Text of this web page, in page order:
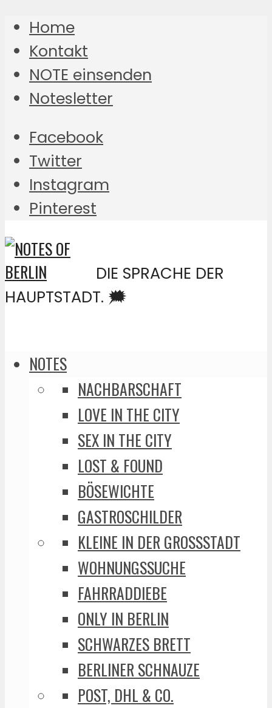
Home
Kontakt
NOTE einsenden
Notesletter
Facebook
Twitter
Instagram
Pinterest
DIE SPRACHE DER
HAUPTSTADT. 🗯️
NOTES
NACHBARSCHAFT
LOVE IN THE CITY
SEX IN THE CITY
LOST & FOUND
BÖSEWICHTE
GASTROSCHILDER
KLEINE IN DER GROSSSTADT
WOHNUNGSSUCHE
FAHRRADDIEBE
ONLY IN BERLIN
SCHWARZES BRETT
BERLINER SCHNAUZE
POST, DHL & CO.